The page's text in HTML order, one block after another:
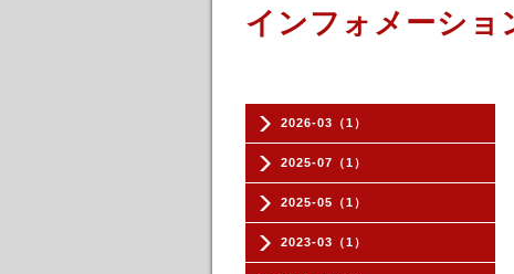
2026-03（1）
2025-07（1）
2025-05（1）
2023-03（1）
インフォメーショ